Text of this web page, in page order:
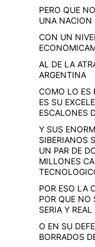
PERO QUE
UNA NACION
CON UN
AL DE LA
ARGENTINA
COMO LO ES
ES SU
ESCALONES
Y SUS
SIBERIANOS
UN PAR DE
MILLONES
POR ESO LA
POR QUE NO
SERIA Y REAL
O EN SU
BORRADOS